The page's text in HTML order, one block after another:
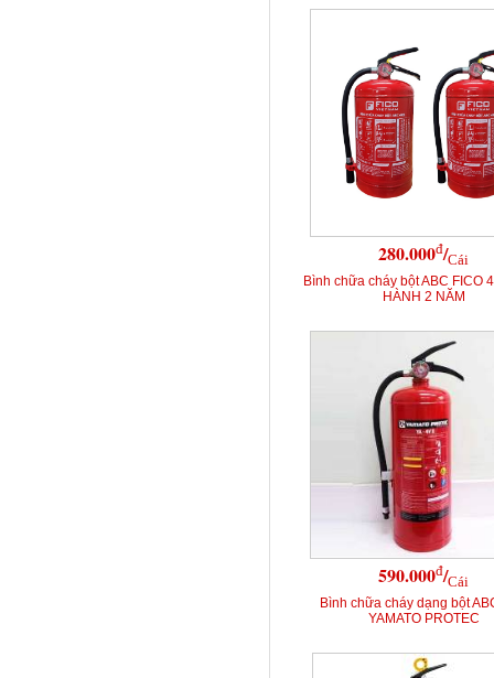
280.000đ/Cái
Bình chữa cháy bột ABC FICO
HÀNH 2 NĂM
590.000đ/Cái
Bình chữa cháy dạng bột
YAMATO PROTEC